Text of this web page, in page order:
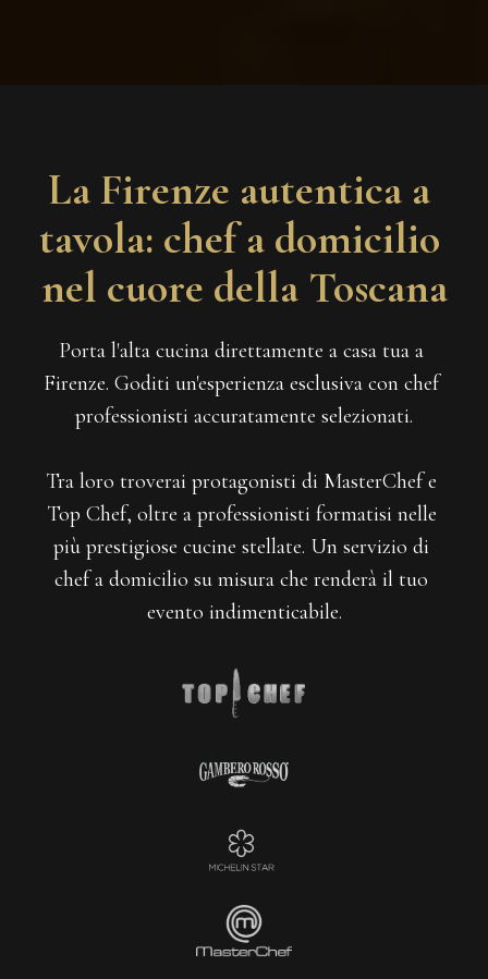
La Firenze autentica a
tavola: chef a domicilio
nel cuore della Toscana
Porta l'alta cucina direttamente a casa tua a
Firenze. Goditi un'esperienza esclusiva con chef
professionisti accuratamente selezionati.
Tra loro troverai protagonisti di MasterChef e
Top Chef, oltre a professionisti formatisi nelle
più prestigiose cucine stellate. Un servizio di
chef a domicilio su misura che renderà il tuo
evento indimenticabile.